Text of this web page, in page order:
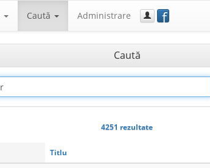
Caută Administrare f
Caută
4251 rezultate
Titlu